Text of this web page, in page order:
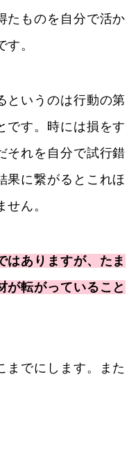
たものを自分で活か
。
というのは行動の第
です。時には損をす
それを自分で試行錯
果に繋がるとこれほ
ん。
はありますが、たま
が転がっていること
までにします。また